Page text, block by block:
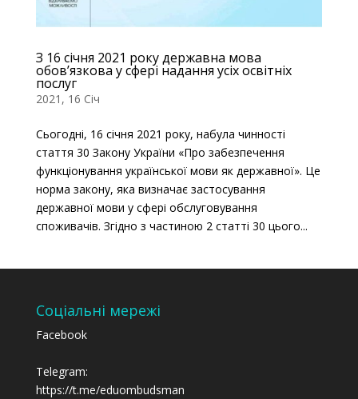
З 16 січня 2021 року державна мова
обов’язкова у сфері надання усіх освітніх
послуг
2021, 16 Січ
Сьогодні, 16 січня 2021 року, набула чинності
стаття 30 Закону України «Про забезпечення
функціонування української мови як державної». Це
норма закону, яка визначає застосування
державної мови у сфері обслуговування
споживачів. Згідно з частиною 2 статті 30 цього...
Соціальні мережі
Facebook
Telegram:
https://t.me/eduombudsman